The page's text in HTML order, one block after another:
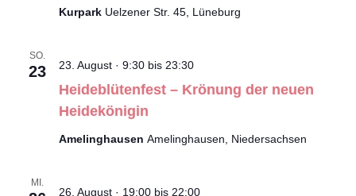
Kurpark Uelzener Str. 45, Lüneburg
SO.
23
Heideblütenfest – Krönung der neuen
Heidekönigin
23. August · 9:30bis 23:30
Amelinghausen Amelinghausen, Niedersachsen
MI.
26. August · 19:00bis 22:00